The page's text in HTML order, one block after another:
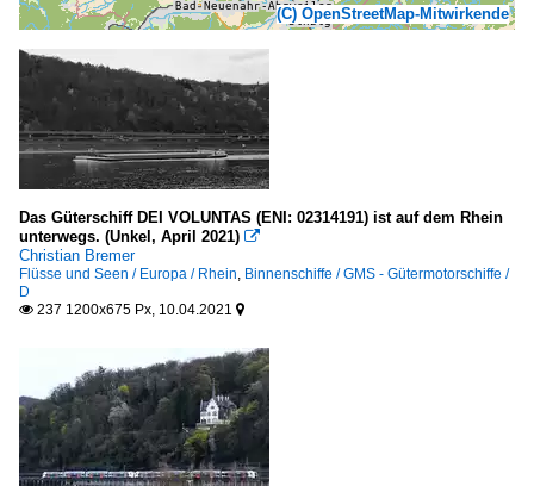
(C) OpenStreetMap-Mitwirkende
Das Güterschiff DEI VOLUNTAS (ENI: 02314191) ist auf dem Rhein
unterwegs. (Unkel, April 2021) 
Christian Bremer
Flüsse und Seen / Europa / Rhein, Binnenschiffe / GMS - Gütermotorschiffe /
D
 237 1200x675 Px, 10.04.2021 